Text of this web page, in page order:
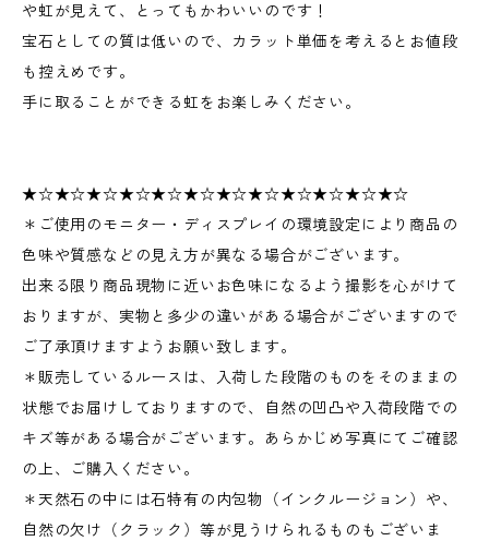
や虹が見えて、とってもかわいいのです！
宝石としての質は低いので、カラット単価を考えるとお値段
も控えめです。
手に取ることができる虹をお楽しみください。
★☆★☆★☆★☆★☆★☆★☆★☆★☆★☆★☆★☆
＊ご使用のモニター・ディスプレイの環境設定により商品の
色味や質感などの見え方が異なる場合がございます。
出来る限り商品現物に近いお色味になるよう撮影を心がけて
おりますが、実物と多少の違いがある場合がございますので
ご了承頂けますようお願い致します。
＊販売しているルースは、入荷した段階のものをそのままの
状態でお届けしておりますので、自然の凹凸や入荷段階での
キズ等がある場合がございます。あらかじめ写真にてご確認
の上、ご購入ください。
＊天然石の中には石特有の内包物（インクルージョン）や、
自然の欠け（クラック）等が見うけられるものもございま